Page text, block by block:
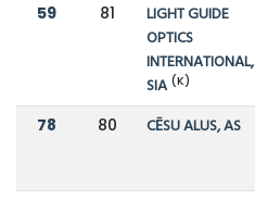
59 81
LIGHT GUIDE
OPTICS
INTERNATIONAL,
SIA (K)
78 80 CĒSU ALUS, AS